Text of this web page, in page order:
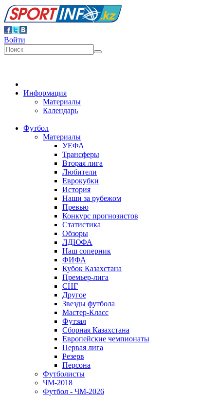
Войти
Информация
Материалы
Календарь
Футбол
Материалы
УЕФА
Трансферы
Вторая лига
Любители
Еврокубки
История
Наши за рубежом
Превью
Конкурс прогнозистов
Статистика
Обзоры
ЛДЮФА
Наш соперник
ФИФА
Кубок Казахстана
Премьер-лига
СНГ
Другое
Звезды футбола
Мастер-Класс
Футзал
Сборная Казахстана
Европейские чемпионаты
Первая лига
Резерв
Персона
Футболисты
ЧМ-2018
Футбол - ЧМ-2026